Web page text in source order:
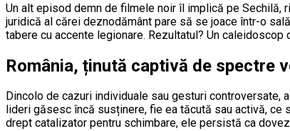
Un alt episod demn de filmele noir îl implică pe
juridică al cărei deznodământ pare să se joace într-o
tabere cu accente legionare. Rezultatul? Un
România, ținută captivă de spectre
Dincolo de cazuri individuale sau gesturi
lideri găsesc încă susținere, fie ea tăcută sau activă,
drept catalizator pentru schimbare, ele persistă ca